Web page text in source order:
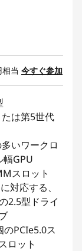
相当 今すぐ参加
は第5世代
いワークロ
幅GPU
スロット
対応する、
2.5型ドライ
PCIe5.0ス
ロット